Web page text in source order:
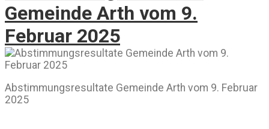
Gemeinde Arth vom 9.
Februar 2025
Abstimmungsresultate Gemeinde Arth vom 9. Februar
2025